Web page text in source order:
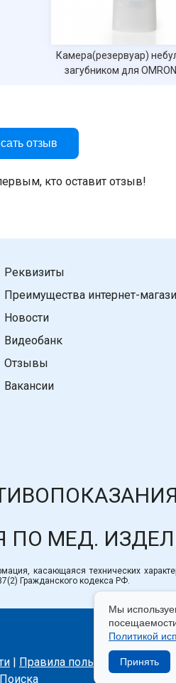
небулайзерная с
загубником для OMRON NE-C24/C
отзыв
кто оставит отзыв!
Реквизиты
Преимущества интернет-
Новости
Видеобанк
Отзывы
Вакансии
ПО МЕД.
касающаяся технических
Гражданского кодекса РФ.
Правила пользования сайтом
Мы
Политикой
Принять